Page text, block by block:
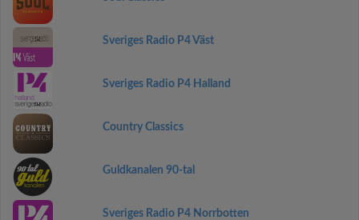
Sveriges Radio P4 Väst
Sveriges Radio P4 Halland
Country Classics
Guldkanalen 90-tal
Sveriges Radio P4 Norrbotten